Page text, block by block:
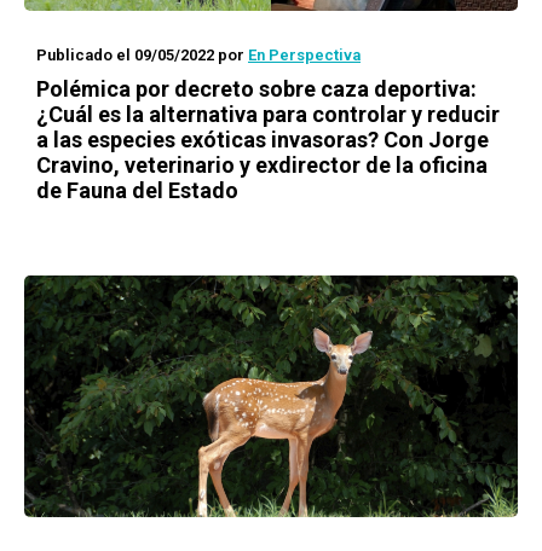
Publicado el 09/05/2022 por En Perspectiva
Polémica por decreto sobre caza deportiva:
¿Cuál es la alternativa para controlar y reducir
a las especies exóticas invasoras? Con Jorge
Cravino, veterinario y exdirector de la oficina
de Fauna del Estado